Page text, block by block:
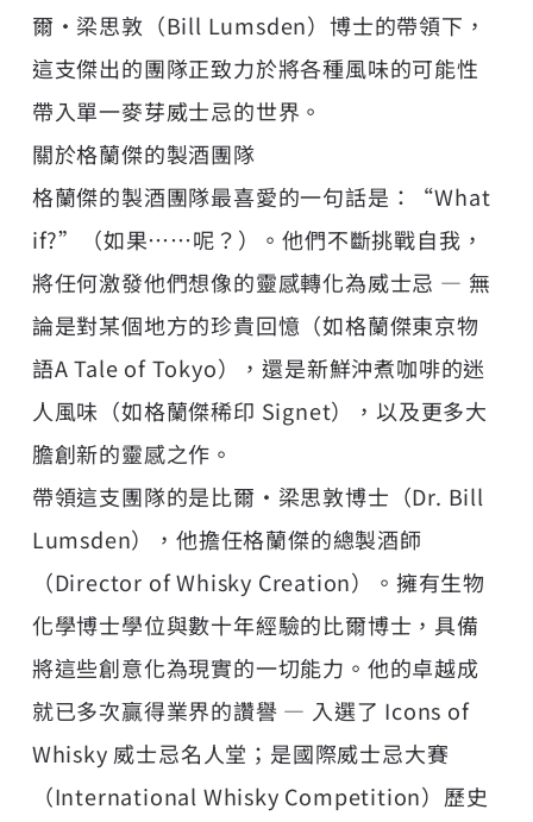
爾·梁思敦（Bill Lumsden）博士的帶領下，
這支傑出的團隊正致力於將各種風味的可能性
帶入單一麥芽威士忌的世界。
關於格蘭傑的製酒團隊
格蘭傑的製酒團隊最喜愛的一句話是：“What
if?”（如果……呢？）。他們不斷挑戰自我，
將任何激發他們想像的靈感轉化為威士忌 — 無
論是對某個地方的珍貴回憶（如格蘭傑東京物
語A Tale of Tokyo），還是新鮮沖煮咖啡的迷
人風味（如格蘭傑稀印 Signet），以及更多大
膽創新的靈感之作。
帶領這支團隊的是比爾·梁思敦博士（Dr. Bill
Lumsden），他擔任格蘭傑的總製酒師
（Director of Whisky Creation）。擁有生物
化學博士學位與數十年經驗的比爾博士，具備
將這些創意化為現實的一切能力。他的卓越成
就已多次贏得業界的讚譽 — 入選了 Icons of
Whisky 威士忌名人堂；是國際威士忌大賽
（International Whisky Competition）歷史